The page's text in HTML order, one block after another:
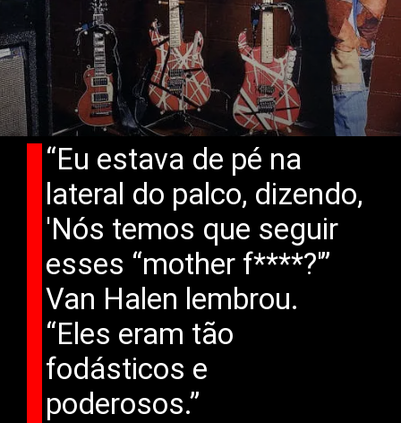
“Eu estava de pé na
lateral do palco, dizendo,
'Nós temos que seguir
esses “mother f****?'”
Van Halen lembrou.
“Eles eram tão
fodásticos e
poderosos.”